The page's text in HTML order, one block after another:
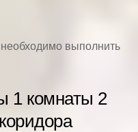
выполнить
1 комнаты 2